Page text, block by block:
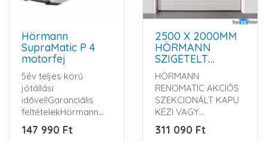
Hörmann
SupraMatic P 4
motorfej
5év teljes körű
jótállási
idővel!Garanciális
feltételekHörmann
SupraMatic 4 P
meghajtásfej
147 990 Ft
2500 X 2000MM
HÖRMANN
SZIGETELT
SZEKCIONÁLT
GARÁZSKAPU -
KÉZI VAGY
MOTOROS
MŰKÖDTETÉSSEL
HÖRMANN
RENOMATIC AKCIÓS
SZEKCIONÁLT KAPU
KÉZI VAGY
MOTOROS
KIVITELBEN Rendelés
311 090 Ft